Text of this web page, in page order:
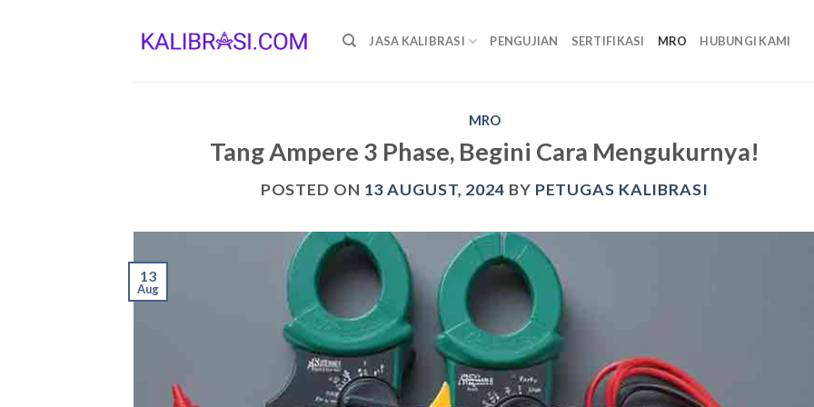
JASA KALIBRASI PENGUJIAN SERTIFIKASI MRO HUBUNGI KAMI
MRO
Tang Ampere 3 Phase, Begini Cara Mengukurnya!
POSTED ON 13 AUGUST, 2024 BY PETUGAS KALIBRASI
13
Aug